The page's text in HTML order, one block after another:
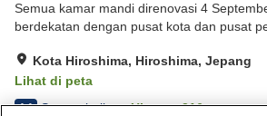
Semua kamar mandi direnovasi 4
berdekatan dengan pusat kota dan pusat
Kota Hiroshima, Hiroshima, Jepang
Lihat di peta
4.1 Sangat baik Ulasan:216